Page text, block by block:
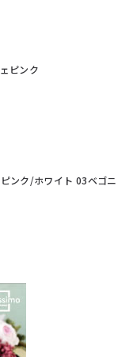
ピンク
ンク/ホワイト 03ベゴニ